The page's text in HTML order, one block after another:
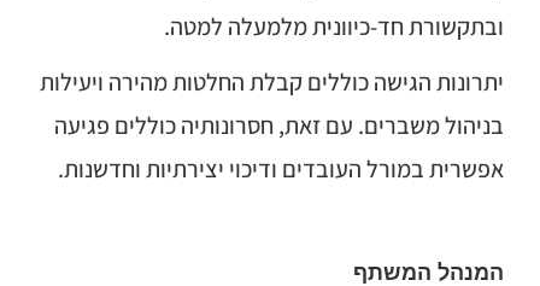
ובתקשורת חד-כיוונית מלמעלה למטה.
יתרונות הגישה כוללים קבלת החלטות מהירה ויעילות
בניהול משברים. עם זאת, חסרונותיה כוללים פגיעה
אפשרית במורל העובדים ודיכוי יצירתיות וחדשנות.
המנהל המשתף